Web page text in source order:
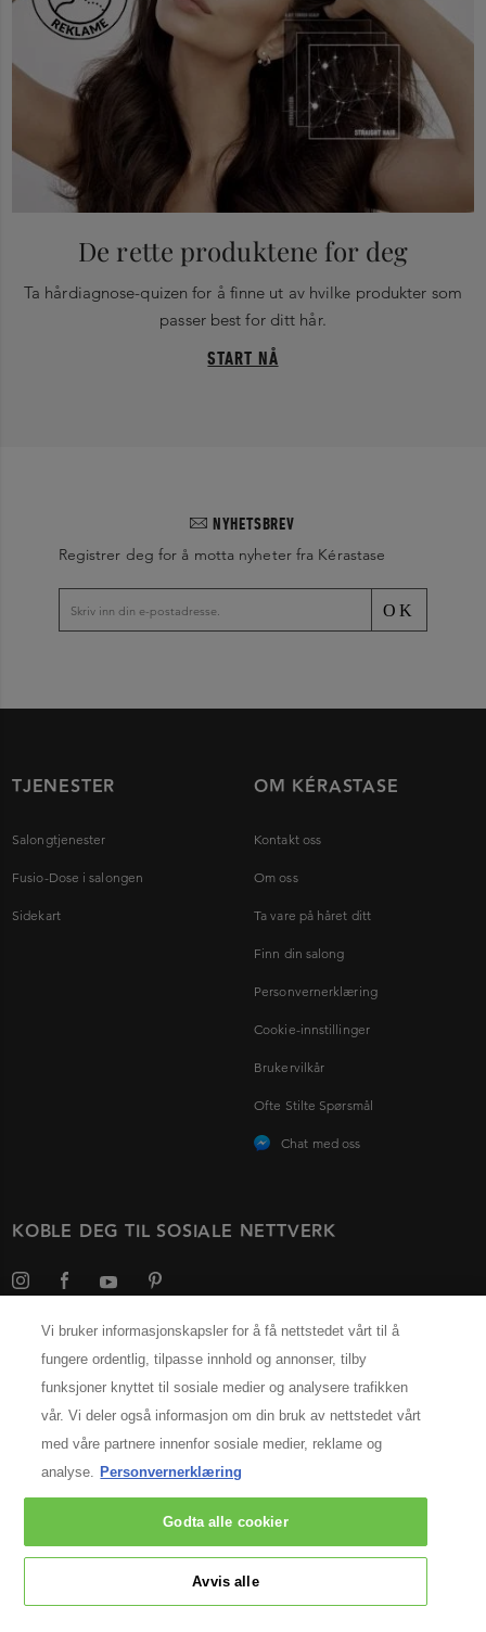
De rette produktene for deg
Ta hårdiagnose-quizen for å finne ut av hvilke produkter som
passer best for ditt hår.
START NÅ
NYHETSBREV
Registrer deg for å motta nyheter fra Kérastase
OK
TJENESTER
Salongtjenester
Fusio-Dose i salongen
Sidekart
OM KÉRASTASE
Kontakt oss
Om oss
Ta vare på håret ditt
Finn din salong
Personvernerklæring
Cookie-innstillinger
Brukervilkår
Ofte Stilte Spørsmål
Chat med oss
KOBLE DEG TIL SOSIALE NETTVERK
Velg ditt land
INFORMASJON OM PRODUSENTEN
Kérastase Paris
14, rue Royale 75008 Paris
[email protected]
© 2025 Kérastase. All rights reserved
Vi bruker informasjonskapsler for å få nettstedet vårt til å
fungere ordentlig, tilpasse innhold og annonser, tilby
funksjoner knyttet til sosiale medier og analysere trafikken
vår. Vi deler også informasjon om din bruk av nettstedet vårt
med våre partnere innenfor sosiale medier, reklame og
analyse. Personvernerklæring
Avvis alle
Godta alle cookier